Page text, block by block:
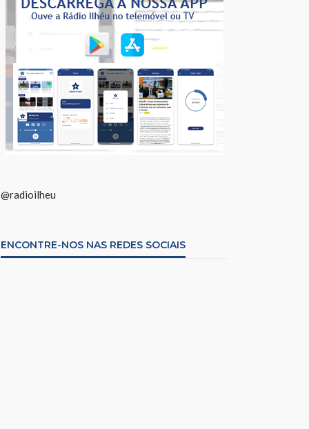
@radioilheu
ENCONTRE-NOS NAS REDES SOCIAIS